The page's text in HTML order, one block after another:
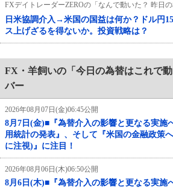
FXデイトレーダーZEROの「なんで動いた？ 昨日の
日米協調介入→米国の国益は何か？ドル円
ス上げざるを得ないか。投資戦略は？
FX・羊飼いの「今日の為替はこれで
バー
2026年08月07日(金)06:45公開
8月7日(金)■『為替介入の影響と更なる実施
用統計の発表』、そして『米国の金融政策
に注視)』に注目！
2026年08月06日(木)06:50公開
8月6日(木)■『為替介入の影響と更なる実施